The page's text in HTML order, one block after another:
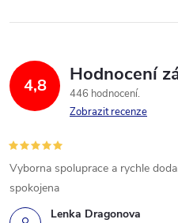
4,8 Hodnocení
446 hodnocení
Zobrazit recenze
Lenka Dragonova
Vyborna spoluprace a rychle
spokojena